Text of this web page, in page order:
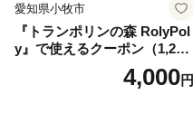
愛知県小牧市
『トランポリンの森 RolyPol
y』で使えるクーポン（1,200
4,000円